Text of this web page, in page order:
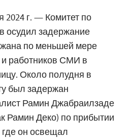
2024 г. — Комитет по
осудил задержание
по меньшей мере
работников СМИ в
Около полудня в
был задержан
Рамин Джабраилзаде
Рамин Деко) по прибытии
где он освещал